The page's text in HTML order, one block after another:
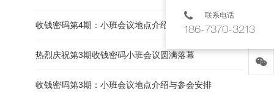
收钱密码第4期：小班会议地点介绍与参会安排
热烈庆祝第3期收钱密码小班会议圆满落幕
收钱密码第3期：小班会议地点介绍与参会安排
联系电话
186-7370-3213